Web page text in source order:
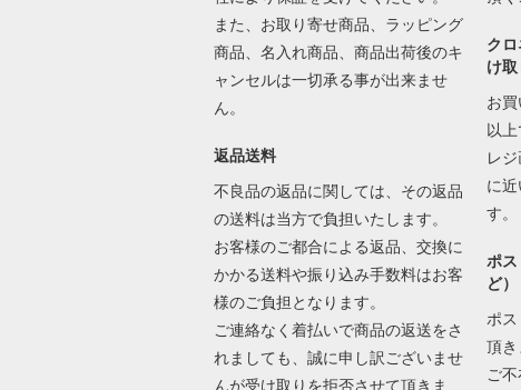
また、お取り寄せ商品、ラッピング
商品、名入れ商品、商品出荷後のキ
ャンセルは一切承る事が出来ませ
ん。
返品送料
不良品の返品に関しては、その返品
の送料は当方で負担いたします。
お客様のご都合による返品、交換に
かかる送料や振り込み手数料はお客
様のご負担となります。
ご連絡なく着払いで商品の返送をさ
れましても、誠に申し訳ございませ
んが受け取りを拒否させて頂きま
ク
け取
お
以
レ
に
す。
ポス
ど）
ポス
頂き
ご